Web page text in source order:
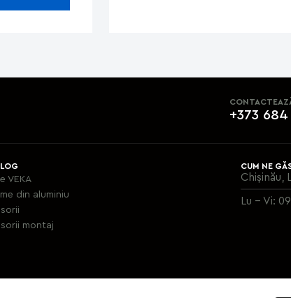
+373 684
VEKA
din aluminiu
montaj
CUM NE
Chișinău,
Lu - Vi: